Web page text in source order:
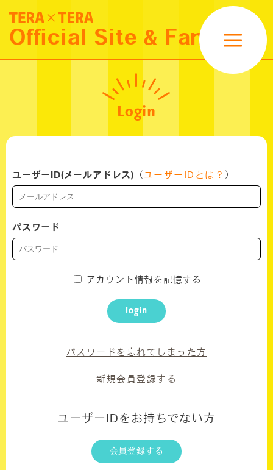
Official Site & Fanclub
SCHEDULE
MOVIE
PROFILE
FANCLUB MENU
LOGIN
UPDATED DAILY
WALLPAPER
CALENDAR
Login
ユーザーID(メールアドレス) （ ユーザーIDとは？ ）
パスワード
アカウント情報を記憶する
login
パスワードを忘れてしまった方
新規会員登録する
ユーザーIDをお持ちでない方
会員登録する